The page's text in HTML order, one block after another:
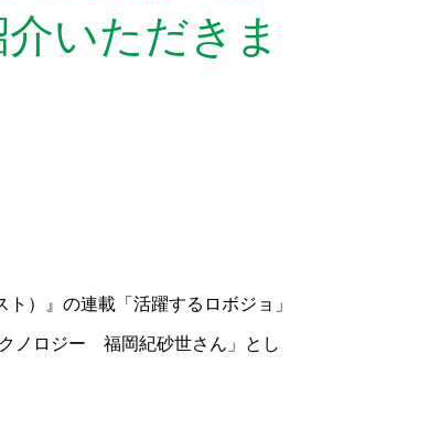
いただきま
）』の連載「活躍するロボジョ」
ノロジー 福岡紀砂世さん」とし